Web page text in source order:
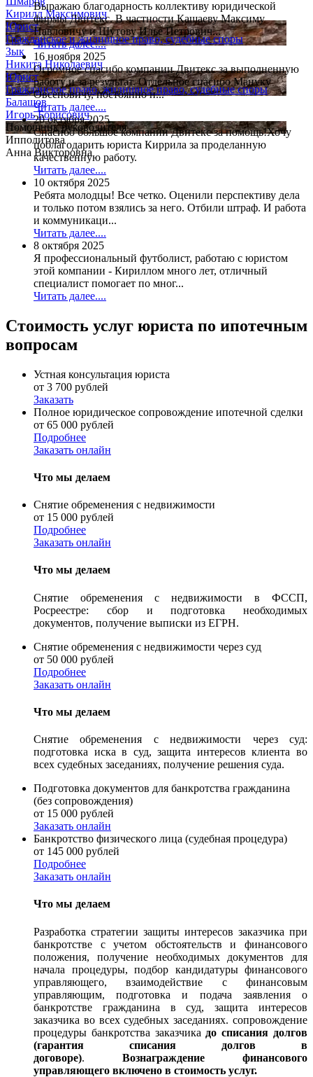
Кирилл Максимович
Юрист
Гражданское и жилищное право, судебные споры
Зык
Никита Николаевич
Юрист
Гражданское право, жилищное право, судебные споры
Балашов
Игорь Борисович
Помощник руководителя
Ипполитова
Анна Викторовна
Выражаю благодарность коллективу юридической
фирмы Двитекс. В частности Кашаеву Максиму
Павловичу и Шутову Илье Петрович...
Читать далее....
16 ноября 2025
Огромное спасибо компании Двитекс за выполненную
работу и за результат. Отдельное спасибо Мануку
Овсеповичу, постоянно н...
Читать далее....
20 октября 2025
Спасибо большое компании Двитекс за помощь!Хочу
поблагодарить юриста Киррила за проделанную
качественную работу.
Читать далее....
10 октября 2025
Ребята молодцы! Все четко. Оценили перспективу дела
и только потом взялись за него. Отбили штраф. И работа
и коммуникаци...
Читать далее....
8 октября 2025
Я профессиональный футболист, работаю с юристом
этой компании - Кириллом много лет, отличный
специалист помогает по мног...
Читать далее....
Стоимость услуг юриста по ипотечным
вопросам
Устная консультация юриста
от 3 700 рублей
Заказать
Полное юридическое сопровождение ипотечной сделки
от 65 000 рублей
Подробнее
Заказать онлайн
Что мы делаем
Снятие обременения с недвижимости
от 15 000 рублей
Подробнее
Заказать онлайн
Что мы делаем
Снятие обременения с недвижимости в ФССП,
Росреестре: сбор и подготовка необходимых
документов, получение выписки из ЕГРН.
Снятие обременения с недвижимости через суд
от 50 000 рублей
Подробнее
Заказать онлайн
Что мы делаем
Снятие обременения с недвижимости через суд:
подготовка иска в суд, защита интересов клиента во
всех судебных заседаниях, получение решения суда.
Подготовка документов для банкротства гражданина
(без сопровождения)
от 15 000 рублей
Заказать онлайн
Банкротство физического лица (судебная процедура)
от 145 000 рублей
Подробнее
Заказать онлайн
Что мы делаем
Разработка стратегии защиты интересов заказчика при
банкротстве с учетом обстоятельств и финансового
положения, получение необходимых документов для
начала процедуры, подбор кандидатуры финансового
управляющего, взаимодействие с финансовым
управляющим, подготовка и подача заявления о
банкротстве гражданина в суд, защита интересов
заказчика во всех судебных заседаниях. сопровождение
процедуры банкротства заказчика до списания долгов
(гарантия списания долгов в
договоре). Вознаграждение финансового
управляющего включено в стоимость услуг.